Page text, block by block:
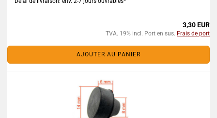
3,30 EUR
TVA. 19% incl. Port en sus. Frais de port
AJOUTER AU PANIER